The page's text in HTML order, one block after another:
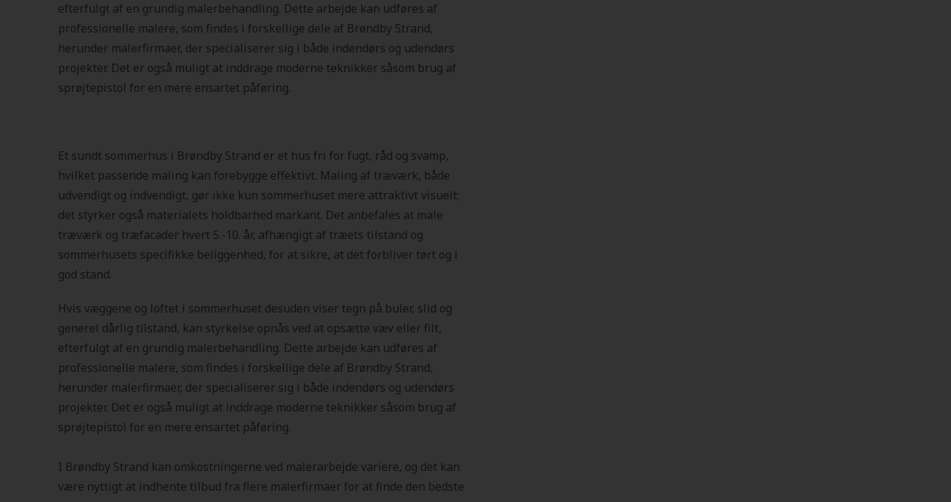
efterfulgt af en grundig malerbehandling. Dette arbejde kan udføres af
professionelle malere, som findes i forskellige dele af Brøndby Strand,
herunder malerfirmaer, der specialiserer sig i både indendørs og udendørs
projekter. Det er også muligt at inddrage moderne teknikker såsom brug af
sprøjtepistol for en mere ensartet påføring.
Et sundt sommerhus i Brøndby Strand er et hus fri for fugt, råd og svamp,
hvilket passende maling kan forebygge effektivt. Maling af træværk, både
udvendigt og indvendigt, gør ikke kun sommerhuset mere attraktivt visuelt;
det styrker også materialets holdbarhed markant. Det anbefales at male
træværk og træfacader hvert 5.-10. år, afhængigt af træets tilstand og
sommerhusets specifikke beliggenhed, for at sikre, at det forbliver tørt og i
god stand.
Hvis væggene og loftet i sommerhuset desuden viser tegn på buler, slid og
generel dårlig tilstand, kan styrkelse opnås ved at opsætte væv eller filt,
efterfulgt af en grundig malerbehandling. Dette arbejde kan udføres af
professionelle malere, som findes i forskellige dele af Brøndby Strand,
herunder malerfirmaer, der specialiserer sig i både indendørs og udendørs
projekter. Det er også muligt at inddrage moderne teknikker såsom brug af
sprøjtepistol for en mere ensartet påføring.
I Brøndby Strand kan omkostningerne ved malerarbejde variere, og det kan
være nyttigt at indhente tilbud fra flere malerfirmaer for at finde den bedste